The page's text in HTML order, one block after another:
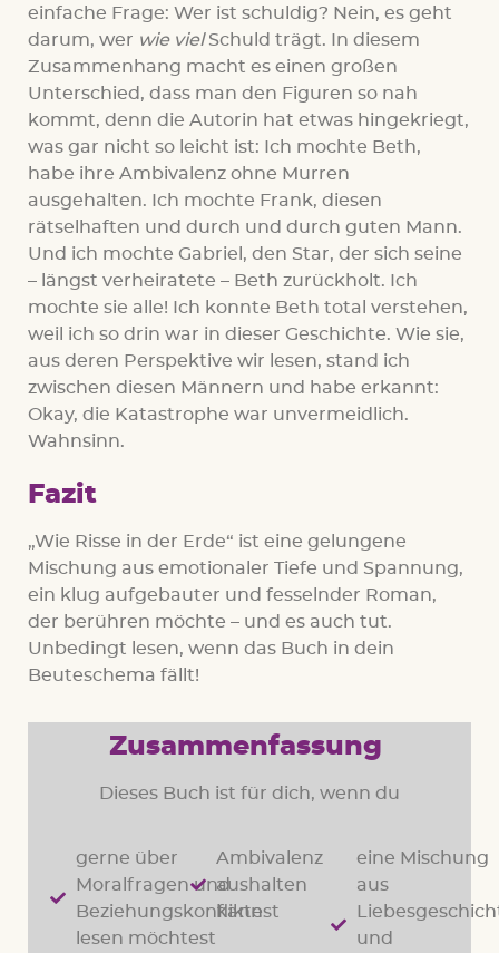
einfache Frage: Wer ist schuldig? Nein, es geht
darum, wer wie vielSchuld trägt. In diesem
Zusammenhang macht es einen großen
Unterschied, dass man den Figuren so nah
kommt, denn die Autorin hat etwas hingekriegt,
was gar nicht so leicht ist: Ich mochte Beth,
habe ihre Ambivalenz ohne Murren
ausgehalten. Ich mochte Frank, diesen
rätselhaften und durch und durch guten Mann.
Und ich mochte Gabriel, den Star, der sich seine
– längst verheiratete – Beth zurückholt. Ich
mochte sie alle! Ich konnte Beth total verstehen,
weil ich so drin war in dieser Geschichte. Wie sie,
aus deren Perspektive wir lesen, stand ich
zwischen diesen Männern und habe erkannt:
Okay, die Katastrophe war unvermeidlich.
Wahnsinn.
Fazit
„Wie Risse in der Erde“ ist eine gelungene
Mischung aus emotionaler Tiefe und Spannung,
ein klug aufgebauter und fesselnder Roman,
der berühren möchte – und es auch tut.
Unbedingt lesen, wenn das Buch in dein
Beuteschema fällt!
Zusammenfassung
Dieses Buch ist für dich, wenn du
gerne über
Moralfragen und
Beziehungskonflikte
lesen möchtest
Ambivalenz
aushalten
kannst
eine Mischung
aus
und